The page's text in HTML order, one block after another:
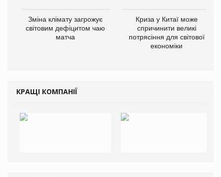
Зміна клімату загрожує
світовим дефіцитом чаю
матча
Криза у Китаї може
спричинити великі
потрясіння для світової
економіки
КРАЩІ КОМПАНІЇ